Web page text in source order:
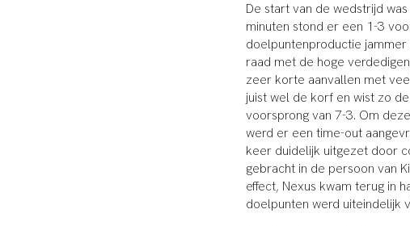
De start van de wedstrijd
minuten stond er een 1-3
doelpuntenproductie jammer
raad met de hoge
zeer korte aanvallen met
juist wel de korf en wist zo
voorsprong van 7-3. Om
werd er een time-out
keer duidelijk uitgezet door
gebracht in de persoon van
effect, Nexus kwam terug in
doelpunten werd uiteindelijk